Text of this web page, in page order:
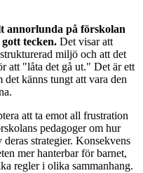
annorlunda på förskolan
tecken. Det visar att
miljö och att det
att "låta det gå ut." Det är ett
känns tungt att vara den
att ta emot all frustration
pedagoger om hur
strategier. Konsekvens
mer hanterbar för barnet,
regler i olika sammanhang.